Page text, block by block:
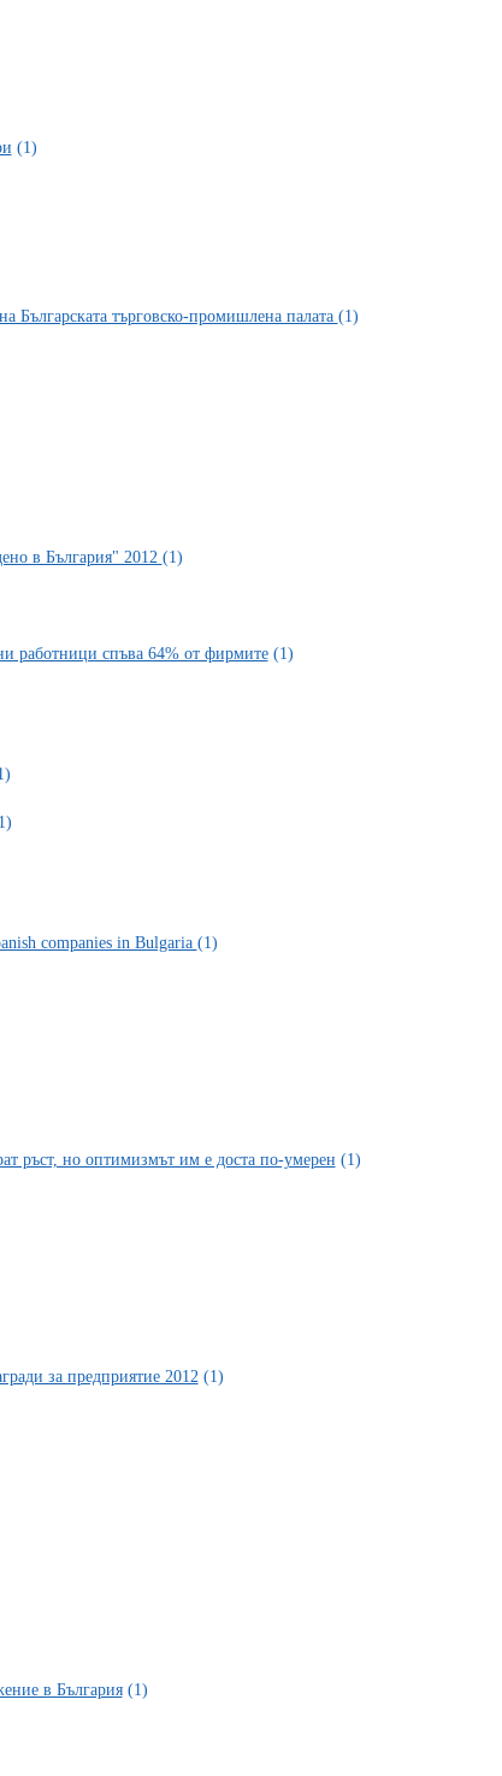
(1)
Българската търговско-промишлена палата (1)
в България" 2012 (1)
работници спъва 64% от фирмите(1)
companies in Bulgaria (1)
ръст, но оптимизмът им е доста по-умерен (1)
за предприятие 2012(1)
в България(1)